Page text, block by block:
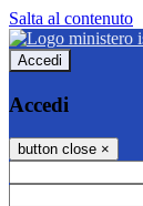
Salta al contenuto
Accedi
Accedi
button close ×